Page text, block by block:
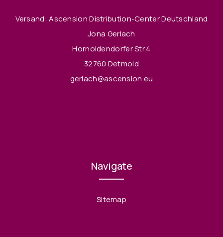
Versand: Ascension Distribution-Center Deutschland
Jona Gerlach
Hornoldendorfer Str.4
32760 Detmold
gerlach@ascension.eu
Navigate
Sitemap